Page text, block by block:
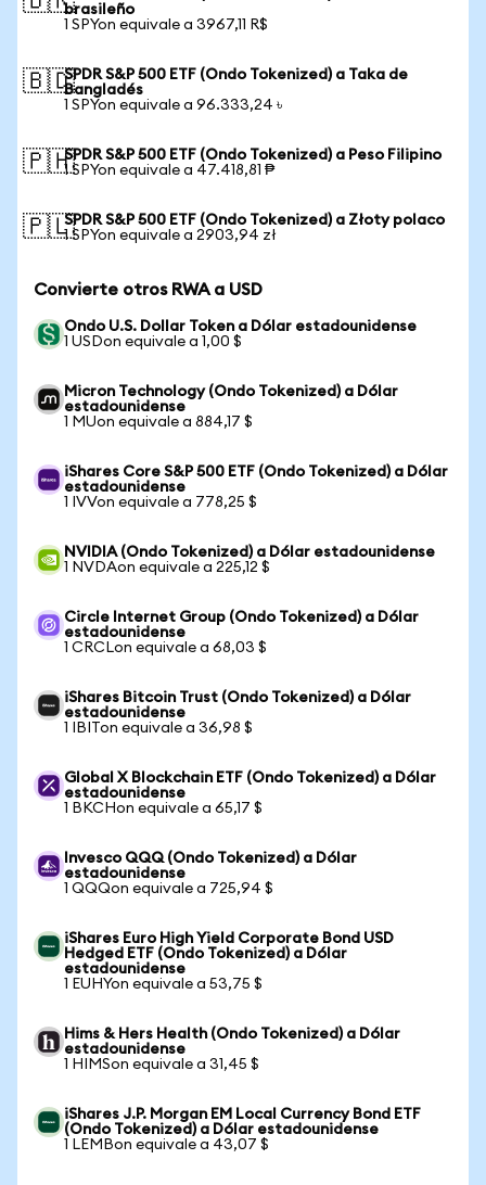
brasileño
1 SPYon equivale a 3967,11 R$
🇧🇩SPDR S&P 500 ETF (Ondo Tokenized) a Taka de
Bangladés
1 SPYon equivale a 96.333,24 ৳
🇵🇭SPDR S&P 500 ETF (Ondo Tokenized) a Peso Filipino
1 SPYon equivale a 47.418,81 ₱
🇵🇱SPDR S&P 500 ETF (Ondo Tokenized) a Złoty polaco
1 SPYon equivale a 2903,94 zł
Convierte otros RWA a USD
Ondo U.S. Dollar Token a Dólar estadounidense
1 USDon equivale a 1,00 $
Micron Technology (Ondo Tokenized) a Dólar
estadounidense
1 MUon equivale a 884,17 $
iShares Core S&P 500 ETF (Ondo Tokenized) a Dólar
estadounidense
1 IVVon equivale a 778,25 $
NVIDIA (Ondo Tokenized) a Dólar estadounidense
1 NVDAon equivale a 225,12 $
Circle Internet Group (Ondo Tokenized) a Dólar
estadounidense
1 CRCLon equivale a 68,03 $
iShares Bitcoin Trust (Ondo Tokenized) a Dólar
estadounidense
1 IBITon equivale a 36,98 $
Global X Blockchain ETF (Ondo Tokenized) a Dólar
estadounidense
1 BKCHon equivale a 65,17 $
Invesco QQQ (Ondo Tokenized) a Dólar
estadounidense
1 QQQon equivale a 725,94 $
iShares Euro High Yield Corporate Bond USD
Hedged ETF (Ondo Tokenized) a Dólar
estadounidense
1 EUHYon equivale a 53,75 $
Hims & Hers Health (Ondo Tokenized) a Dólar
estadounidense
1 HIMSon equivale a 31,45 $
iShares J.P. Morgan EM Local Currency Bond ETF
(Ondo Tokenized) a Dólar estadounidense
1 LEMBon equivale a 43,07 $